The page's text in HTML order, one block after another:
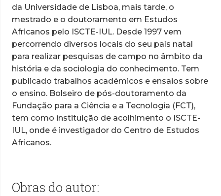
da Universidade de Lisboa, mais tarde, o
mestrado e o doutoramento em Estudos
Africanos pelo ISCTE-IUL. Desde 1997 vem
percorrendo diversos locais do seu país natal
para realizar pesquisas de campo no âmbito da
história e da sociologia do conhecimento. Tem
publicado trabalhos académicos e ensaios sobre
o ensino. Bolseiro de pós-doutoramento da
Fundação para a Ciência e a Tecnologia (FCT),
tem como instituição de acolhimento o ISCTE-
IUL, onde é investigador do Centro de Estudos
Africanos.
Obras do autor: